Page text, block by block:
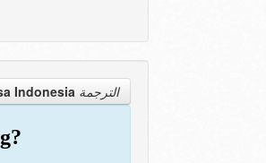
الترجمة Translation Indonesia